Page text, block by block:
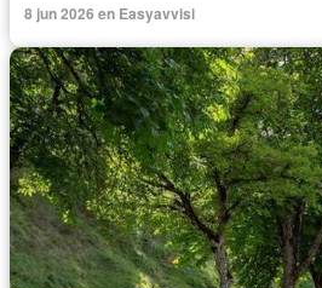
8 jun 2026 en Easyavvisi